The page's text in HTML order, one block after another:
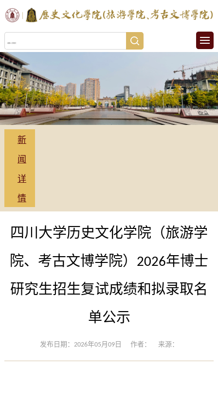
新
闻
详
情
四川大学历史文化学院（旅游学
院、考古文博学院）2026年博士
研究生招生复试成绩和拟录取名
单公示
发布日期：2026年05月09日 作者： 来源：